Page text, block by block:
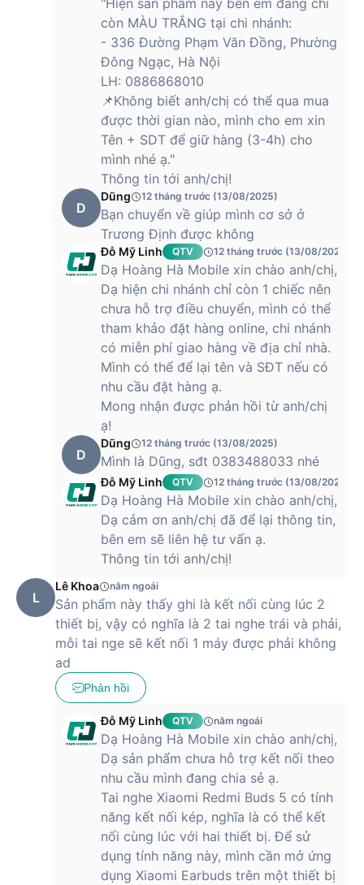
"Hiện sản phẩm này bên em đang chỉ
còn MÀU TRẮNG tại chi nhánh:
- 336 Đường Phạm Văn Đồng, Phường
Đông Ngạc, Hà Nội
LH: 0886868010
📌Không biết anh/chị có thể qua mua
được thời gian nào, mình cho em xin
Tên + SDT để giữ hàng (3-4h) cho
mình nhé ạ."
Thông tin tới anh/chị!
D
Dũng 12 tháng trước (13/08/2025)
Bạn chuyển về giúp mình cơ sở ở
Trương Định được không
Đỗ Mỹ Linh QTV 12 tháng trước (13/08/2025)
Dạ Hoàng Hà Mobile xin chào anh/chị,
Dạ hiện chi nhánh chỉ còn 1 chiếc nên
chưa hỗ trợ điều chuyển, mình có thể
tham khảo đặt hàng online, chi nhánh
có miễn phí giao hàng về địa chỉ nhà.
Mình có thể để lại tên và SĐT nếu có
nhu cầu đặt hàng ạ.
Mong nhận được phản hồi từ anh/chị
ạ!
D
Dũng 12 tháng trước (13/08/2025)
Mình là Dũng, sđt 0383488033 nhé
Đỗ Mỹ Linh QTV 12 tháng trước (13/08/2025)
Dạ Hoàng Hà Mobile xin chào anh/chị,
Dạ cảm ơn anh/chị đã để lại thông tin,
bên em sẽ liên hệ tư vấn ạ.
Thông tin tới anh/chị!
L
Lê Khoa năm ngoái
Sản phẩm này thấy ghi là kết nối cùng lúc 2
thiết bị, vậy có nghĩa là 2 tai nghe trái và phải,
mỗi tai nge sẽ kết nối 1 máy được phải không
ad
Phản hồi
Đỗ Mỹ Linh QTV năm ngoái
Dạ Hoàng Hà Mobile xin chào anh/chị,
Dạ sản phẩm chưa hỗ trợ kết nối theo
nhu cầu mình đang chia sẻ ạ.
Tai nghe Xiaomi Redmi Buds 5 có tính
năng kết nối kép, nghĩa là có thể kết
nối cùng lúc với hai thiết bị. Để sử
dụng tính năng này, mình cần mở ứng
dụng Xiaomi Earbuds trên một thiết bị